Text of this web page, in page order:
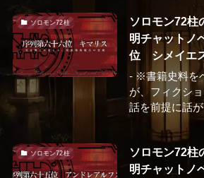
ソロモン72柱
ソロモン72柱
明チャットノ
位 シメイエ
- ※書籍史料を
が、フィクシ
話を前提に話
ソロモン72柱
ソロモン72柱
明チャットノ